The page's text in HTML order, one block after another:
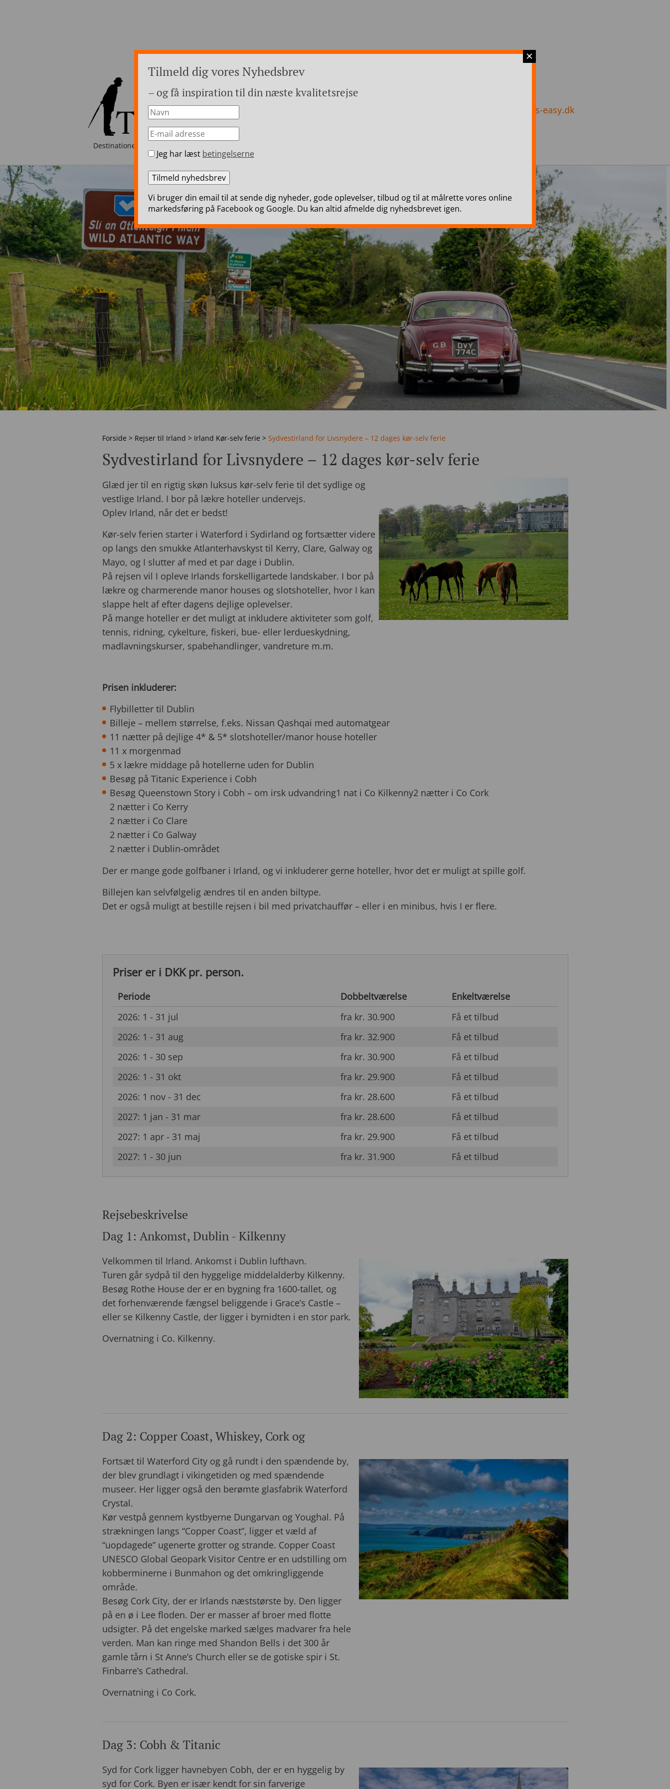
info@travels-easy.dk
Destinationer
Forside > Rejser til Irland > Irland Kør-selv ferie > Sydvestirland for Livsnydere – 12 dages kør-selv ferie
Sydvestirland for Livsnydere – 12 dages kør-selv ferie
Glæd jer til en rigtig skøn luksus kør-selv ferie til det sydlige og
vestlige Irland. I bor på lækre hoteller undervejs.
Oplev Irland, når det er bedst!
Kør-selv ferien starter i Waterford i Sydirland og fortsætter videre
op langs den smukke Atlanterhavskyst til Kerry, Clare, Galway og
Mayo, og I slutter af med et par dage i Dublin.
På rejsen vil I opleve Irlands forskelligartede landskaber. I bor på
lækre og charmerende manor houses og slotshoteller, hvor I kan
slappe helt af efter dagens dejlige oplevelser.
På mange hoteller er det muligt at inkludere aktiviteter som golf,
tennis, ridning, cykelture, fiskeri, bue- eller lerdueskydning,
madlavningskurser, spabehandlinger, vandreture m.m.
Prisen inkluderer:
Flybilletter til Dublin
Billeje – mellem størrelse, f.eks. Nissan Qashqai med automatgear
11 nætter på dejlige 4* & 5* slotshoteller/manor house hoteller
11 x morgenmad
5 x lækre middage på hotellerne uden for Dublin
Besøg på Titanic Experience i Cobh
Besøg Queenstown Story i Cobh – om irsk udvandring1 nat i Co Kilkenny2 nætter i Co Cork
2 nætter i Co Kerry
2 nætter i Co Clare
2 nætter i Co Galway
2 nætter i Dublin-området
Der er mange gode golfbaner i Irland, og vi inkluderer gerne hoteller, hvor det er muligt at spille golf.
Billejen kan selvfølgelig ændres til en anden biltype.
Det er også muligt at bestille rejsen i bil med privatchauffør – eller i en minibus, hvis I er flere.
Priser er i DKK pr. person.
Periode Dobbeltværelse
Enkeltværelse
2026: 1 - 31 jul
fra kr. 30.900
Få et tilbud
2026: 1 - 31 aug
fra kr. 32.900
Få et tilbud
2026: 1 - 30 sep
fra kr. 30.900
Få et tilbud
2026: 1 - 31 okt
fra kr. 29.900
Få et tilbud
2026: 1 nov - 31 dec
fra kr. 28.600
Få et tilbud
2027: 1 jan - 31 mar
fra kr. 28.600
Få et tilbud
2027: 1 apr - 31 maj
fra kr. 29.900
Få et tilbud
2027: 1 - 30 jun
fra kr. 31.900 Få et tilbud
Rejsebeskrivelse
Dag 1: Ankomst, Dublin - Kilkenny
Velkommen til Irland. Ankomst i Dublin lufthavn.
Turen går sydpå til den hyggelige middelalderby Kilkenny.
Besøg Rothe House der er en bygning fra 1600-tallet, og
det forhenværende fængsel beliggende i Grace’s Castle –
eller se Kilkenny Castle, der ligger i bymidten i en stor park.
Overnatning i Co. Kilkenny.
Dag 2: Copper Coast, Whiskey, Cork og
Fortsæt til Waterford City og gå rundt i den spændende by,
der blev grundlagt i vikingetiden og med spændende
museer. Her ligger også den berømte glasfabrik Waterford
Crystal.
Kør vestpå gennem kystbyerne Dungarvan og Youghal. På
strækningen langs “Copper Coast”, ligger et væld af
“uopdagede” ugenerte grotter og strande. Copper Coast
UNESCO Global Geopark Visitor Centre er en udstilling om
kobberminerne i Bunmahon og det omkringliggende
område.
Besøg Cork City, der er Irlands næststørste by. Den ligger
på en ø i Lee floden. Der er masser af broer med flotte
udsigter. På det engelske marked sælges madvarer fra hele
verden. Man kan ringe med Shandon Bells i det 300 år
gamle tårn i St Anne’s Church eller se de gotiske spir i St.
Finbarre’s Cathedral.
Overnatning i Co Cork.
Dag 3: Cobh & Titanic
Syd for Cork ligger havnebyen Cobh, der er en hyggelig by
syd forCork. Byen er især kendt for sin farverige
Tilmeld dig vores Nyhedsbrev
– og få inspiration til din næste kvalitetsrejse
Jeg har læst betingelserne
Vi bruger din email til at sende dig nyheder, gode oplevelser, tilbud og til at målrette vores online
markedsføring på Facebook og Google. Du kan altid afmelde dig nyhedsbrevet igen.
×